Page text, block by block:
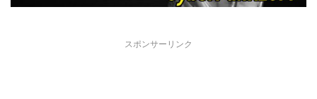
スポンサーリンク